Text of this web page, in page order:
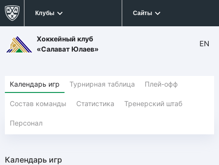
Клубы Сайты
Хоккейный клуб
«Салават Юлаев»
EN
Календарь игр Турнирная таблица Плей-офф
Состав команды Статистика Тренерский штаб
Персонал
Календарь игр